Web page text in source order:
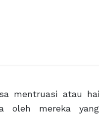
mentruasi atau
oleh mereka